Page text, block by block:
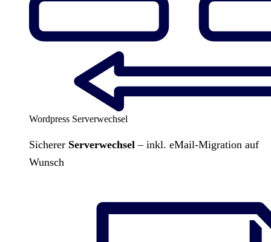
Wordpress Serverwechsel
Sicherer Serverwechsel – inkl. eMail-Migration auf
Wunsch